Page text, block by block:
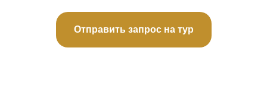
Отправить запрос на тур